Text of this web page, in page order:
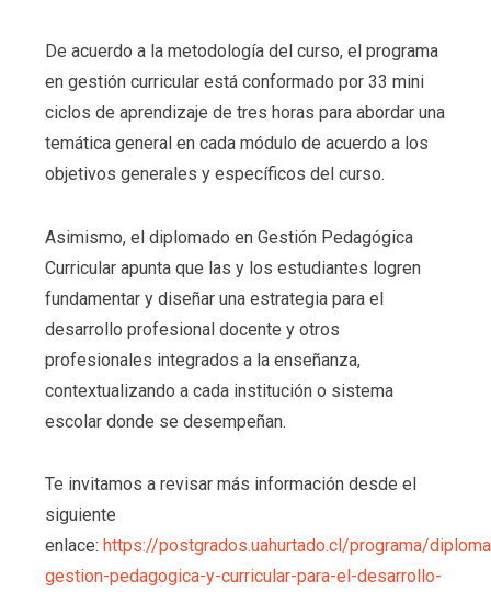
De acuerdo a la metodología del curso, el programa
en gestión curricular está conformado por 33 mini
ciclos de aprendizaje de tres horas para abordar una
temática general en cada módulo de acuerdo a los
objetivos generales y específicos del curso.
Asimismo, el diplomado en Gestión Pedagógica
Curricular apunta que las y los estudiantes logren
fundamentar y diseñar una estrategia para el
desarrollo profesional docente y otros
profesionales integrados a la enseñanza,
contextualizando a cada institución o sistema
escolar donde se desempeñan.
Te invitamos a revisar más información desde el
siguiente
enlace: https://postgrados.uahurtado.cl/programa/
gestion-pedagogica-y-curricular-para-el-desarrollo-